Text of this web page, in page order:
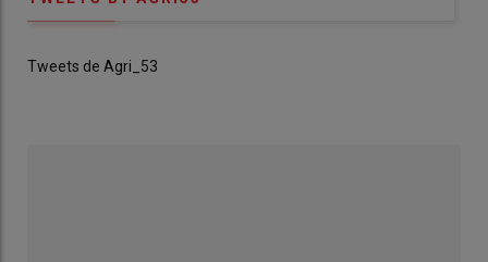
Tweets de Agri_53